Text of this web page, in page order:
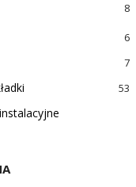
8
6
7
53